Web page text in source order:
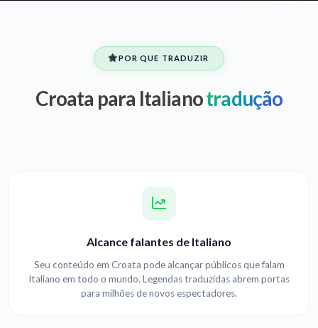
POR QUE TRADUZIR
Croata para Italianotradução
Alcance falantes de Italiano
Seu conteúdo em Croata pode alcançar públicos que falam
Italiano em todo o mundo. Legendas traduzidas abrem portas
para milhões de novos espectadores.